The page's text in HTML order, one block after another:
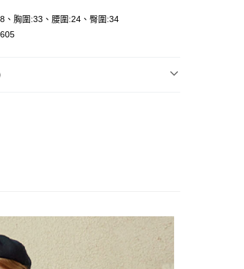
／服務後，再付款。
。
AFTEE先享後付 」之結帳頁面顯示為準，若有關於
需取消欲退款等相關疑問，請聯繫「AFTEE先享後
netprotections.freshdesk.com/support/home
含以上)免運費
、胸圍:33、腰圍:24、臀圍:34